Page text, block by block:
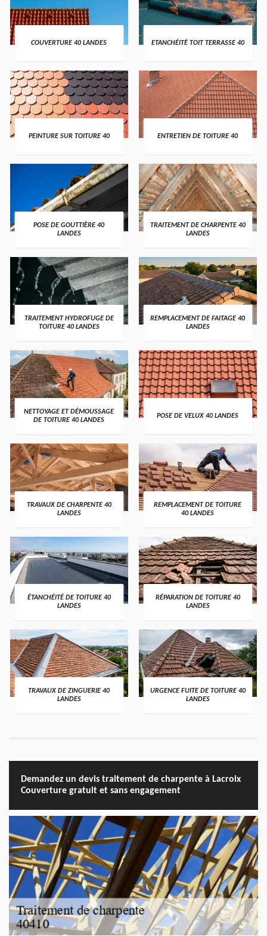
COUVERTURE 40 LANDES ETANCHÉITÉ TOIT TERRASSE 40
PEINTURE SUR TOITURE 40 ENTRETIEN DE TOITURE 40
POSE DE GOUTTIÈRE 40
LANDES
TRAITEMENT DE CHARPENTE 40
LANDES
TRAITEMENT HYDROFUGE DE
TOITURE 40 LANDES
REMPLACEMENT DE FAITAGE 40
LANDES
NETTOYAGE ET DÉMOUSSAGE
DE TOITURE 40 LANDES
POSE DE VELUX 40 LANDES
TRAVAUX DE CHARPENTE 40
LANDES
REMPLACEMENT DE TOITURE
40 LANDES
ÉTANCHÉITÉ DE TOITURE 40
LANDES
RÉPARATION DE TOITURE 40
LANDES
TRAVAUX DE ZINGUERIE 40
LANDES
URGENCE FUITE DE TOITURE 40
LANDES
Demandez un devis traitement de charpente à Lacroix
Couverture gratuit et sans engagement